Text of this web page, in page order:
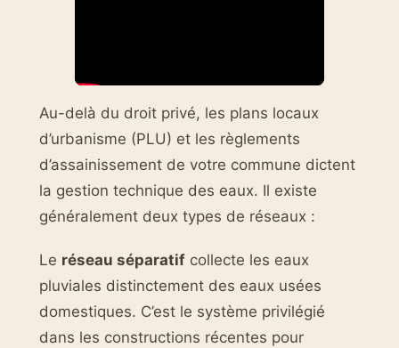
Au-delà du droit privé, les plans locaux
d’urbanisme (PLU) et les règlements
d’assainissement de votre commune dictent
la gestion technique des eaux. Il existe
généralement deux types de réseaux :
Le réseau séparatif collecte les eaux
pluviales distinctement des eaux usées
domestiques. C’est le système privilégié
dans les constructions récentes pour